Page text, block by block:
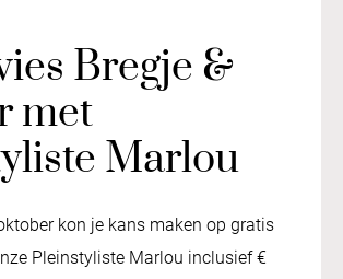
Bregje &
met
Marlou
kon je kans maken op gratis
Pleinstyliste Marlou inclusief €